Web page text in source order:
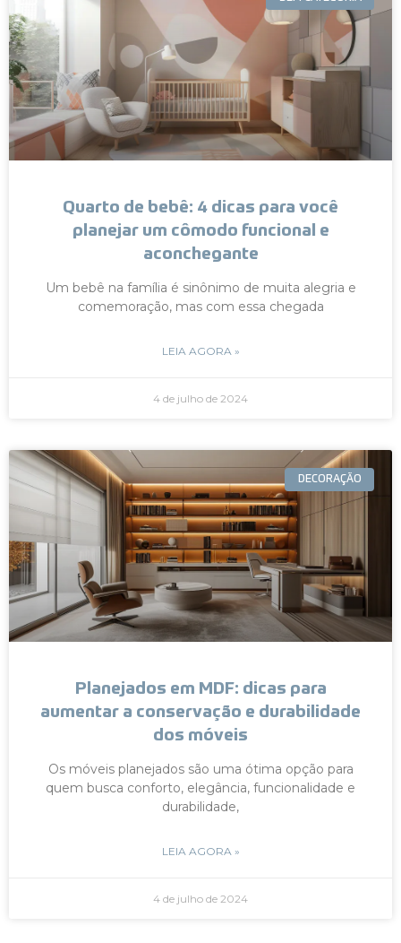
Quarto de bebê: 4 dicas para você
planejar um cômodo funcional e
aconchegante
Um bebê na família é sinônimo de muita alegria e
comemoração, mas com essa chegada
LEIA AGORA »
4 de julho de 2024
DECORAÇÃO
Planejados em MDF: dicas para
aumentar a conservação e durabilidade
dos móveis
Os móveis planejados são uma ótima opção para
quem busca conforto, elegância, funcionalidade e
durabilidade,
LEIA AGORA »
4 de julho de 2024